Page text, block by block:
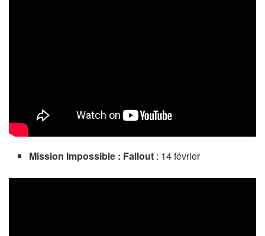
Mission Impossible : Fallout : 14 février